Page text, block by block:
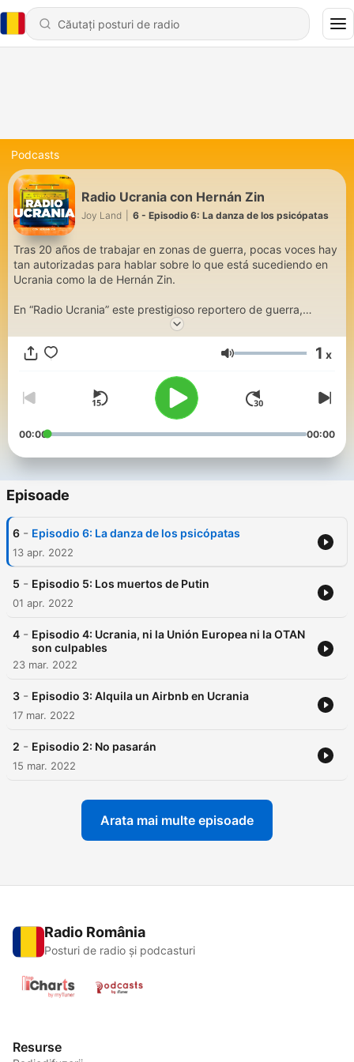
Podcasts
Radio Ucrania con Hernán Zin
Joy Land 6 - Episodio 6: La danza de los psicópatas
Tras 20 años de trabajar en zonas de guerra, pocas voces hay
tan autorizadas para hablar sobre lo que está sucediendo en
Ucrania como la de Hernán Zin.
En “Radio Ucrania” este prestigioso reportero de guerra,
escritor y cineasta nos brinda el contexto, el detalle y la
profundidad en el análisis que las noticias día a día no nos
brindan. Nos sumerge en la parte humana, geoestratégica e
“Radio Ucrania” es sin dudas el podcast para entender por qué
Europa y el mundo entero se enfrentan a su peor amenaza
desde la Segunda Guerra Mundial.
Una producción de POD LAND, la revolución del podcast.
Volum 1 x
00:00 00:00
Episoade
6 - Episodio 6: La danza de los psicópatas
13 apr. 2022
5 - Episodio 5: Los muertos de Putin
01 apr. 2022
4 - Episodio 4: Ucrania, ni la Unión Europea ni la OTAN
son culpables
23 mar. 2022
3 - Episodio 3: Alquila un Airbnb en Ucrania
17 mar. 2022
2 - Episodio 2: No pasarán
15 mar. 2022
Arata mai multe episoade
Radio România
Posturi de radio și podcasturi
Resurse